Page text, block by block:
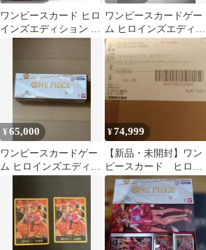
ワンピースカード ヒロ
インズエディション ス
ワンピースカードゲー
ム ヒロインズエディシ
ョン スペシャルセット
金ドンカード
¥65,000
ワンピースカードゲー
ム ヒロインズエディシ
¥74,999
【新品・未開封】ワン
ピースカード ヒロイ
ンズエディションスペ
シャルセット